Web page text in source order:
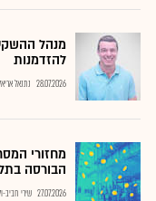
מנהל
להזדמנות
28.07.2026 נתנאל
מחזורי
הבורסה
27.07.2026 שירי חביב-